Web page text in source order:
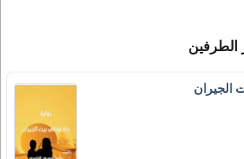
الطرفين
الجيران